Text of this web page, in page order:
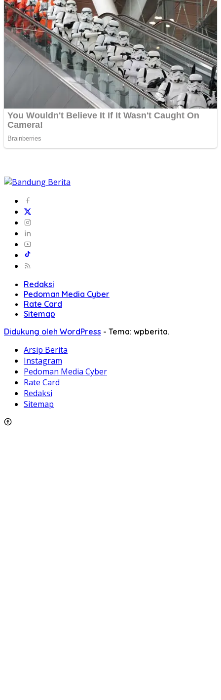
Redaksi
Pedoman Media Cyber
Rate Card
Sitemap
Didukung oleh WordPress - Tema: wpberita.
Arsip Berita
Instagram
Pedoman Media Cyber
Rate Card
Redaksi
Sitemap